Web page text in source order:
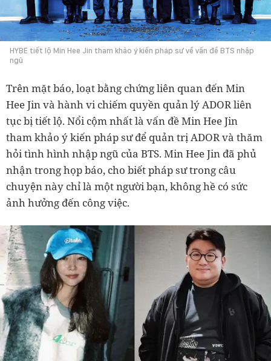
HYBE tiết lộ Min Hee Jin tham khảo ý kiến pháp sư về vấn đề BTS nhập
ngũ
Trên mặt báo, loạt bằng chứng liên quan đến Min
Hee Jin và hành vi chiếm quyền quản lý ADOR liên
tục bị tiết lộ. Nổi cộm nhất là vấn đề Min Hee Jin
tham khảo ý kiến pháp sư để quản trị ADOR và thăm
hỏi tình hình nhập ngũ của BTS. Min Hee Jin đã phủ
nhận trong họp báo, cho biết pháp sư trong câu
chuyện này chỉ là một người bạn, không hề có sức
ảnh hưởng đến công việc.